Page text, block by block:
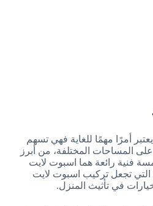
أمرًا مهمًا للغاية فهي تسهم
المساحات المختلفة، من أبرز
فنية رائعة هما اسبوت لايت
التي تجعل تركيب اسبوت لايت
في تأثيث المنزل.